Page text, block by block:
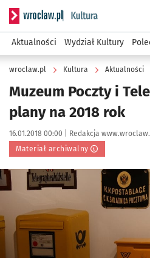
Serwis informacyjny wroclaw.pl
Aktualności Wydział Kultury
wroclaw.pl Kultura Aktualności
Muzeum Poczty i
plany na 2018 rok
Data publikacji:
16.01.2018 00:00 | Autor:
Redakcja
Materiał archiwalny
Kliknij, aby powiększyć